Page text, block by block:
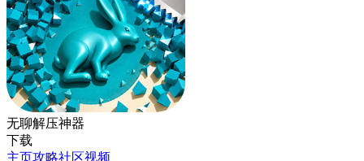
无聊解压神器
下载
主页攻略社区视频